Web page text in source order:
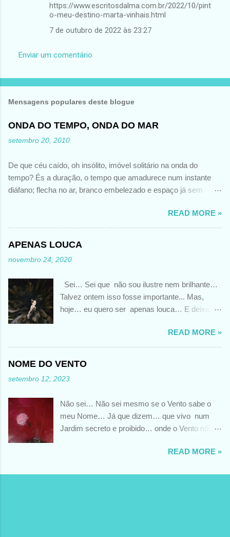
https://www.escritosdalma.com.br/2022/10/pint
o-meu-destino-marta-vinhais.html
7 de outubro de 2022 às 23:27
Enviar um comentário
Mensagens populares deste blogue
ONDA DO TEMPO, ONDA DO MAR
setembro 20, 2010
De que céu caído, oh insólito, imóvel solitário na onda do
tempo? És a duração, o tempo que amadurece num instante
diáfano; flecha no ar, branco embelezado e espaço já sem
me, apagas o meu nome e o que sou, enchendo-me de ti: luz,
nada. E flutuo, já sem mim, pura existência "Dia" de Octavio
única - por vezes, cruel... Desconhece o que é a luz ou finge
nada... Passado, presente ou futuro... Paisões, desejos, amor...
Nada... Nem mesmo os meus gritos de revolta o impedem...
De arrasar as memórias da verdadeira razão de existir... O
tempo é como o mar.... Talvez o mar não seja tão impiedoso
como o tempo.... Perdoem-me se disser que não sei.... Não
sei mesmo....
READ MORE »
APENAS LOUCA
novembro 24, 2020
Sei… Sei que não sou ilustre nem brilhante…
Talvez ontem isso fosse importante... Mas,
hoje… eu quero ser apenas louca… E deixar
READ MORE »
NOME DO VENTO
setembro 12, 2023
Não sei… Não sei mesmo se o Vento sabe o
meu Nome… Já que dizem… que vivo num
Jardim secreto e proibido… onde o Vento não
READ MORE »